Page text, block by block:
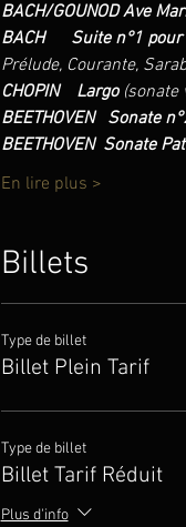
BACH/GOUNOD Ave
BACH
Suite n°1
Prélude, Courante,
CHOPIN    Largo (sonate
BEETHOVEN   Sonate
BEETHOVEN  Sonate
En lire plus >
Billets
Type de billet
Billet Plein Tarif
Type de billet
Billet Tarif Réduit
Plus d'info